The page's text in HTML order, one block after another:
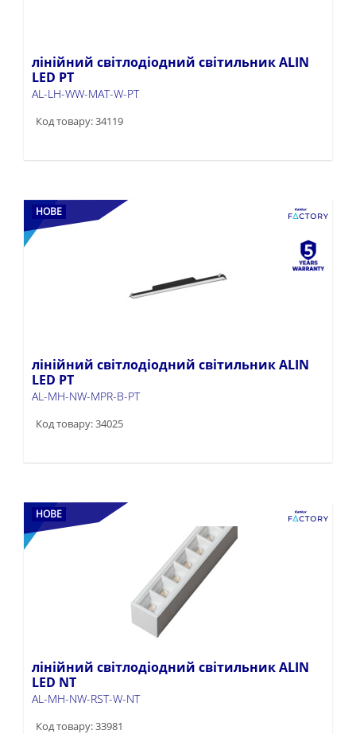
лінійний світлодіодний світильник ALIN
LED PT
AL-LH-WW-MAT-W-PT
Код товару: 34119
НОВЕ
лінійний світлодіодний світильник ALIN
LED PT
AL-MH-NW-MPR-B-PT
Код товару: 34025
НОВЕ
лінійний світлодіодний світильник ALIN
LED NT
AL-MH-NW-RST-W-NT
Код товару: 33981